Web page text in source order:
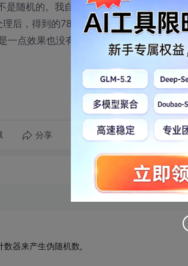
是随机的。我自己也写过这个程序，可是
后，得到的78个字母全是同一个。据介
一点效果也没有，难道是现在CPU主频
分享 转发到动态 举报
数器来产生伪随机数,